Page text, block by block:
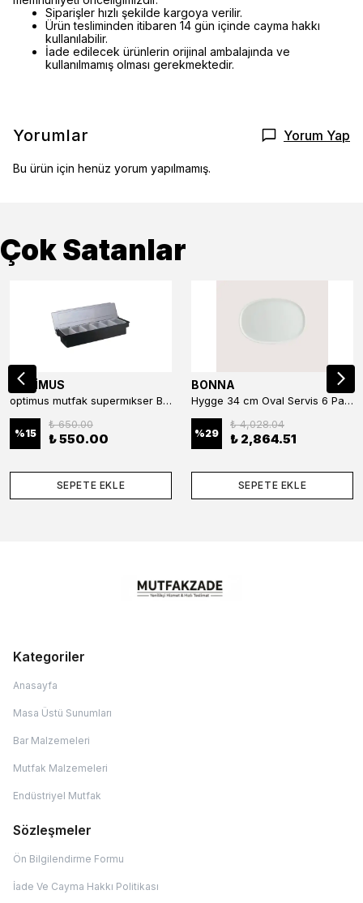
Siparişler hızlı şekilde kargoya verilir.
Ürün tesliminden itibaren 14 gün içinde cayma hakkı
kullanılabilir.
İade edilecek ürünlerin orijinal ambalajında ve
kullanılmamış olması gerekmektedir.
Yorumlar Yorum Yap
Bu ürün için henüz yorum yapılmamış.
Çok Satanlar
OPTİMUS
optimus mutfak supermıkser Bar Konteyner 6'lı 50×16×9 cm Kapaklı Polikarbon Organizer Bar & Kafe
%15
₺ 650.00
₺ 550.00
SEPETE EKLE
BONNA
Hygge 34 cm Oval Servis 6 Parça
%29
₺ 4,028.04
₺ 2,864.51
SEPETE EKLE
Kategoriler
Anasayfa
Masa Üstü Sunumları
Bar Malzemeleri
Mutfak Malzemeleri
Endüstriyel Mutfak
Sözleşmeler
Ön Bilgilendirme Formu
İade Ve Cayma Hakkı Politikası